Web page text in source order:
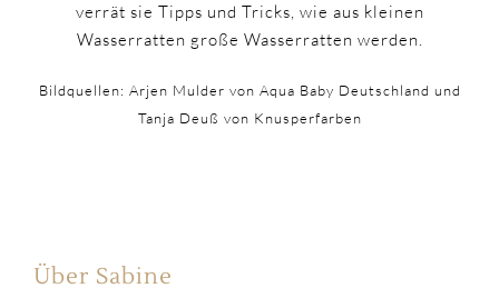
verrät sie Tipps und Tricks, wie aus kleinen
Wasserratten große Wasserratten werden.
Bildquellen: Arjen Mulder von Aqua Baby Deutschland und
Tanja Deuß von Knusperfarben
Über Sabine